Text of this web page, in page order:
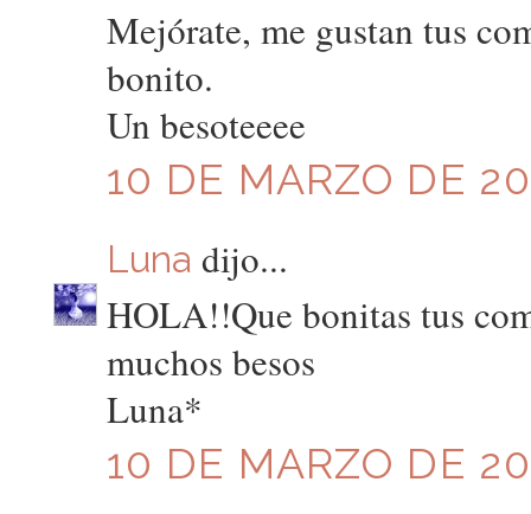
Mejórate, me gustan tus
bonito.
Un besoteeee
10 DE MARZO DE
Luna dijo...
HOLA!!Que bonitas tus
muchos besos
Luna*
10 DE MARZO DE